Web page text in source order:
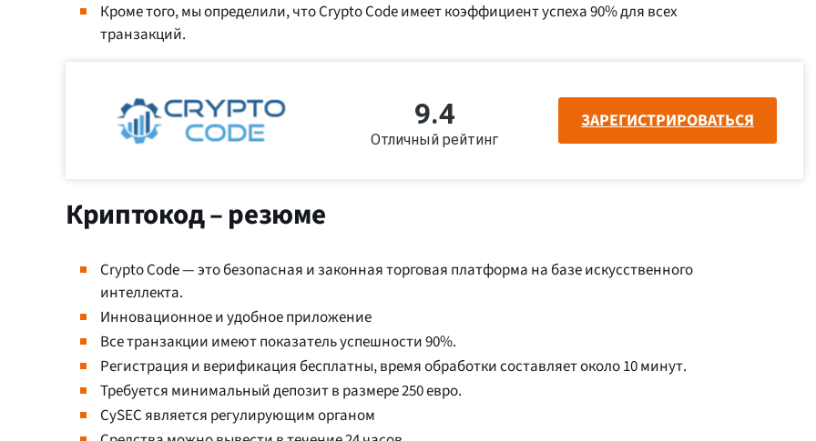
Кроме того, мы определили, что Crypto Code имеет коэффициент успеха 90% для всех
транзакций.
9.4
Отличный рейтинг
ЗАРЕГИСТРИРОВАТЬСЯ
Криптокод – резюме
Crypto Code — это безопасная и законная торговая платформа на базе искусственного
интеллекта.
Инновационное и удобное приложение
Все транзакции имеют показатель успешности 90%.
Регистрация и верификация бесплатны, время обработки составляет около 10 минут.
Требуется минимальный депозит в размере 250 евро.
CySEC является регулирующим органом